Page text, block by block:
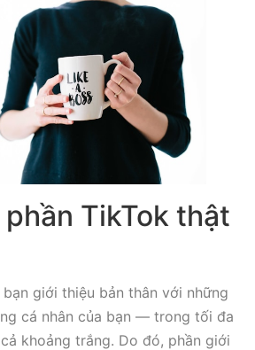
TikTok thật
giới thiệu bản thân với những
cá nhân của bạn — trong tối đa
khoảng trắng. Do đó, phần giới